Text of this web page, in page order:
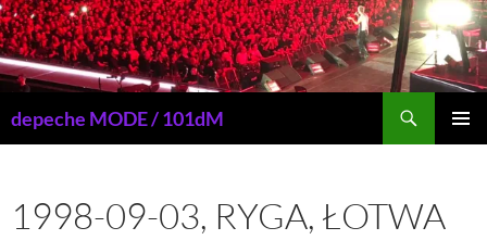
Przejdź
do
treści
depeche MODE / 101dM
1998-09-03, RYGA, ŁOTWA